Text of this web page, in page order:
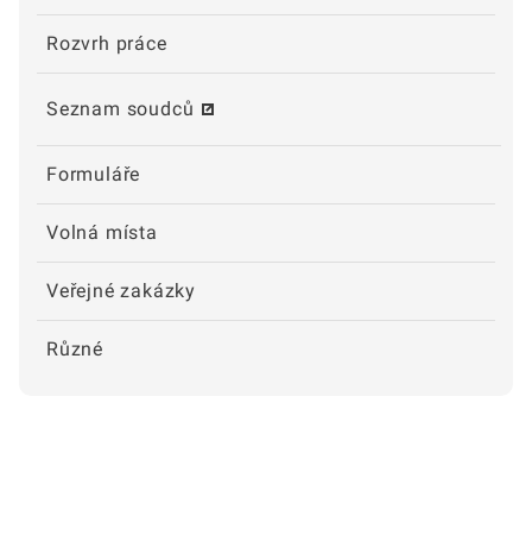
Rozvrh práce
Seznam soudců
Formuláře
Volná místa
Veřejné zakázky
Různé